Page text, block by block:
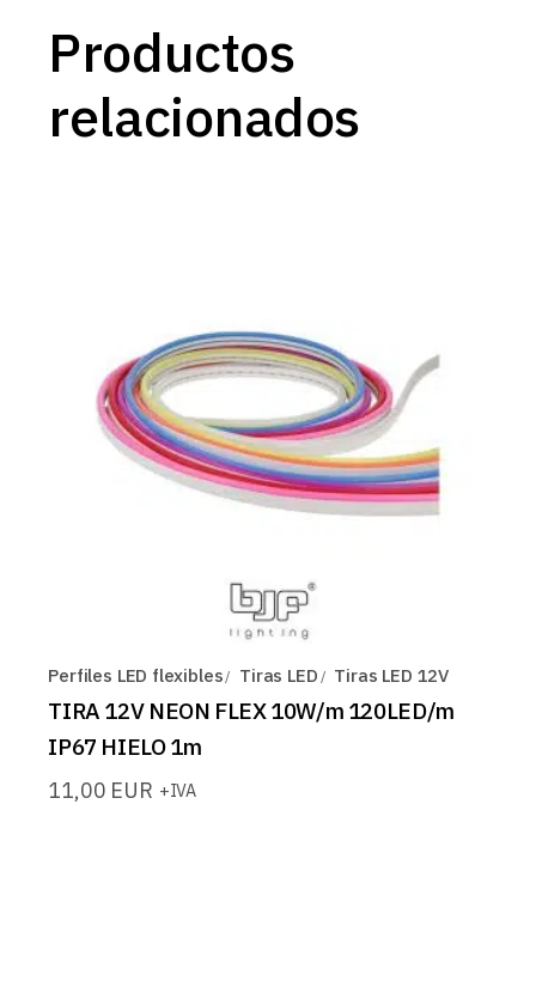
Productos
relacionados
Perfiles LED flexibles Tiras LED Tiras LED 12V
TIRA 12V NEON FLEX 10W/m 120LED/m
IP67 HIELO 1m
11,00 EUR +IVA